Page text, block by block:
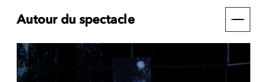
Autour du spectacle